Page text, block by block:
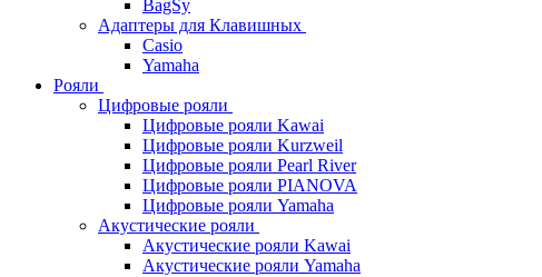
BagSy
Адаптеры для Клавишных
Casio
Yamaha
Рояли
Цифровые рояли
Цифровые рояли Kawai
Цифровые рояли Kurzweil
Цифровые рояли Pearl River
Цифровые рояли PIANOVA
Цифровые рояли Yamaha
Акустические рояли
Акустические рояли Kawai
Акустические рояли Yamaha